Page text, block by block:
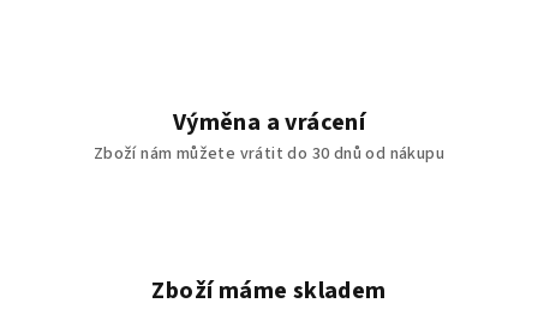
Výměna a vrácení
Zboží nám můžete vrátit do 30 dnů od nákupu
Zboží máme skladem